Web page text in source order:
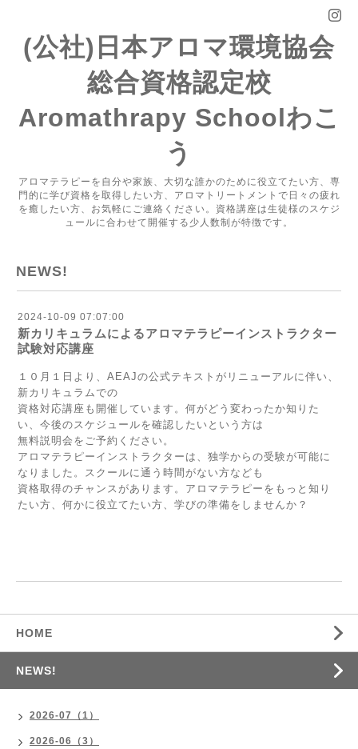
(公社)日本アロマ環境協会
総合資格認定校
Aromathrapy Schoolわこ
う
アロマテラピーを自分や家族、大切な誰かのために役立てたい方、専
門的に学び資格を取得したい方、アロマトリートメントで日々の疲れ
を癒したい方、お気軽にご連絡ください。資格講座は生徒様のスケジ
ュールに合わせて開催する少人数制が特徴です。
NEWS!
2024-10-09 07:07:00
新カリキュラムによるアロマテラピーインストラクター
試験対応講座
１０月１日より、AEAJの公式テキストがリニューアルに伴い、
新カリキュラムでの
資格対応講座も開催しています。何がどう変わったか知りた
い、今後のスケジュールを確認したいという方は
無料説明会をご予約ください。
アロマテラピーインストラクターは、独学からの受験が可能に
なりました。スクールに通う時間がない方なども
資格取得のチャンスがあります。アロマテラピーをもっと知り
たい方、何かに役立てたい方、学びの準備をしませんか？
HOME
NEWS!
2026-07（1）
2026-06（3）